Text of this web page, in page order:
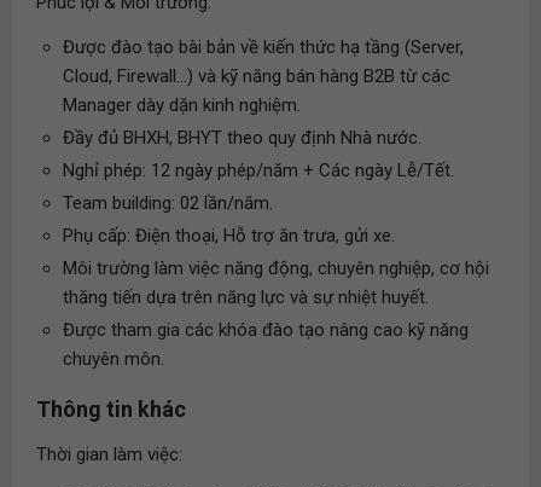
Được đào tạo bài bản về kiến thức hạ tầng (Server,
Cloud, Firewall...) và kỹ năng bán hàng B2B từ các
Manager dày dặn kinh nghiệm.
Đầy đủ BHXH, BHYT theo quy định Nhà nước.
Nghỉ phép: 12 ngày phép/năm + Các ngày Lễ/Tết.
Team building: 02 lần/năm.
Phụ cấp: Điện thoại, Hỗ trợ ăn trưa, gửi xe.
Môi trường làm việc năng động, chuyên nghiệp, cơ hội
thăng tiến dựa trên năng lực và sự nhiệt huyết.
Được tham gia các khóa đào tạo nâng cao kỹ năng
chuyên môn.
Thông tin khác
Thời gian làm việc: